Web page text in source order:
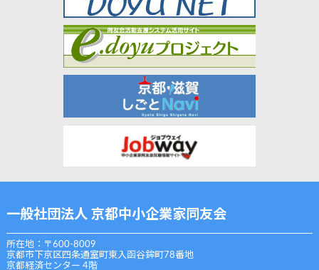
一般社団法人 京都中小企業家同友会
所在地：〒600-8009
京都市下京区四条通室町東入函谷鉾町78番地
京都経済センター 4階